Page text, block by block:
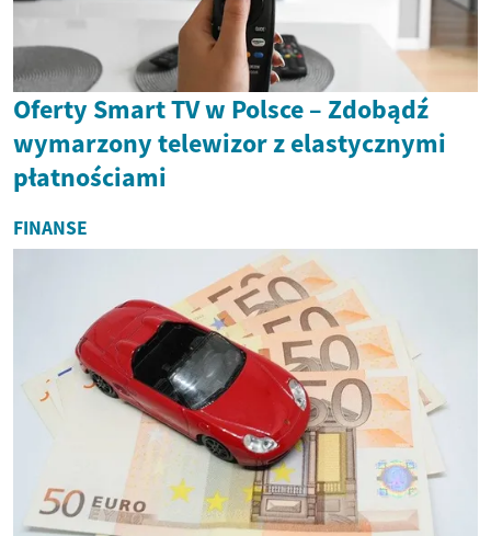
Oferty Smart TV w Polsce – Zdobądź
wymarzony telewizor z elastycznymi
płatnościami
FINANSE